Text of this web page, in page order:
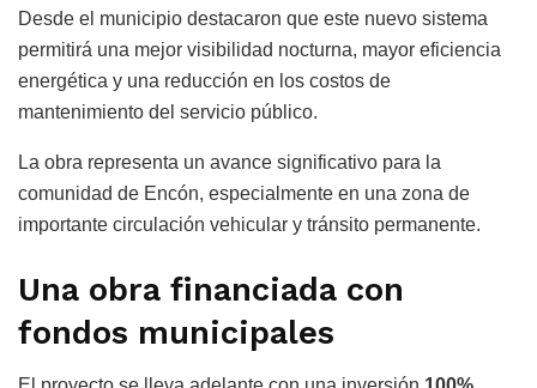
Desde el municipio destacaron que este nuevo sistema
permitirá una mejor visibilidad nocturna, mayor eficiencia
energética y una reducción en los costos de
mantenimiento del servicio público.
La obra representa un avance significativo para la
comunidad de Encón, especialmente en una zona de
importante circulación vehicular y tránsito permanente.
Una obra financiada con
fondos municipales